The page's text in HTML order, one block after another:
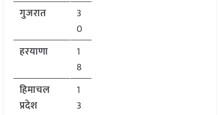
गुजरात
3
0
हरयाणा
1
8
हिमाचल
प्रदेश
1
3